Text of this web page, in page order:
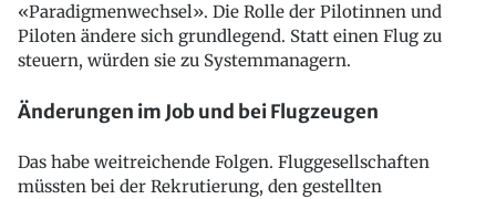
«Paradigmenwechsel». Die Rolle der Pilotinnen und
Piloten ändere sich grundlegend. Statt einen Flug zu
steuern, würden sie zu Systemmanagern.
Änderungen im Job und bei Flugzeugen
Das habe weitreichende Folgen. Fluggesellschaften
müssten bei der Rekrutierung, den gestellten